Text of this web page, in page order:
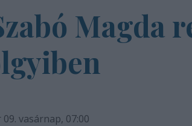
Magda
vasárnap, 07:00